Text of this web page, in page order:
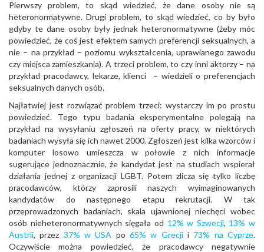
Pierwszy problem, to skąd wiedzieć, że dane osoby nie są
heteronormatywne. Drugi problem, to skąd wiedzieć, co by było
gdyby te dane osoby były jednak heteronormatywne (żeby móc
powiedzieć, że coś jest efektem samych preferencji seksualnych, a
nie – na przykład – poziomu wykształcenia, uprawianego zawodu
czy miejsca zamieszkania). A trzeci problem, to czy inni aktorzy – na
przykład pracodawcy, lekarze, klienci – wiedzieli o preferencjach
seksualnych danych osób.
Najłatwiej jest rozwiązać problem trzeci: wystarczy im po prostu
powiedzieć. Tego typu badania eksperymentalne polegają na
przykład na wysyłaniu zgłoszeń na oferty pracy, w niektórych
badaniach wysyła się ich nawet 2000. Zgłoszeń jest kilka wzorców i
komputer losowo umieszcza w połowie z nich informacje
sugerujące jednoznacznie, że kandydat jest na studiach wspierał
działania jednej z organizacji LGBT. Potem zlicza się tylko liczbę
pracodawców, którzy zaprosili naszych wyimaginowanych
kandydatów do następnego etapu rekrutacji. W tak
przeprowadzonych badaniach, skala ujawnionej niechęci wobec
osób nieheteronormatywnych sięgała od 12% w Szwecji, 13% w
Austrii, przez 37% w USA po65% w Grecjii 73% na Cyprze.
Oczywiście można powiedzieć, że pracodawcy negatywnie